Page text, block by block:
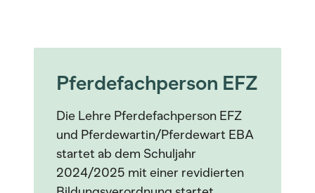
Pferdefachperson EFZ
Die Lehre Pferdefachperson EFZ
und Pferdewartin/Pferdewart EBA
startet ab dem Schuljahr
2024/2025 mit einer revidierten